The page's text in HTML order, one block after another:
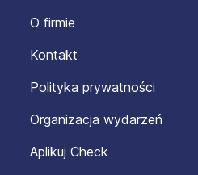
O firmie
Kontakt
Polityka prywatności
Organizacja wydarzeń
Aplikuj Check